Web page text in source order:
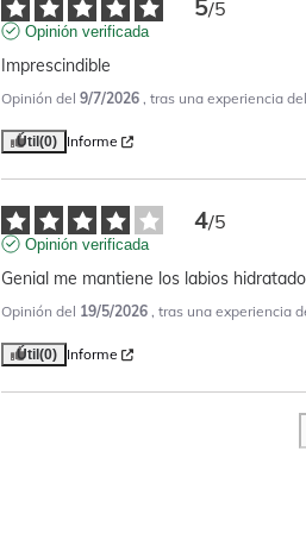
5/5
Opinión verificada
Imprescindible
Opinión del9/7/2026 , tras una experiencia
Útil(0) Informe
4/5
Opinión verificada
Genial me mantiene los labios
Opinión del 19/5/2026 , tras una experiencia
Útil(0) Informe